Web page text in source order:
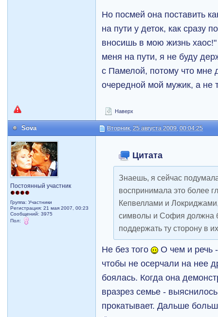
Но посмей она поставить
на пути у деток, как сразу
вносишь в мою жизнь хаос!"
меня на пути, я не буду
с Памелой, потому что
очередной мой мужик, а не
Наверх
Sova Вторник, 25 августа 2009, 00:04:25
Постоянный участник
Группа: Участники
Регистрация: 21 мая 2007, 00:23
Сообщений: 3975
Пол:
Цитата
Знаешь, я сейчас
воспринимала это более
Кепвеллами и
символы и София должна
поддержать ту сторону в
Не без того
О чем и речь
чтобы не осерчали на нее
боялась. Когда она
вразрез семье -
прокатывает. Дальше